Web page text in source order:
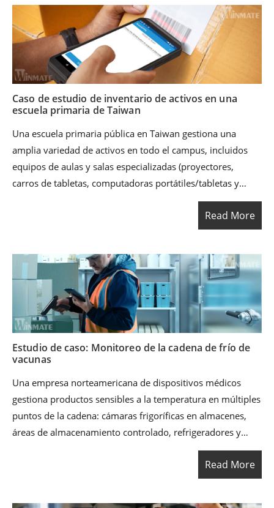
control de caducidad/lotes, la trazabilidad de extremo a
extremo y la responsabilidad en la entrega a tienda,
minimizando faltantes, errores de picking y pérdidas.
Caso de estudio de inventario de activos en una
escuela primaria de Taiwan
Una escuela primaria pública en Taiwan gestiona una
amplia variedad de activos en todo el campus, incluidos
equipos de aulas y salas especializadas (proyectores,
carros de tabletas, computadoras portátiles/tabletas y
sistemas de audio), equipos de oficinas administrativas,
dispositivos de biblioteca, equipamiento deportivo, así
como infraestructura de salas de TI y redes. Anteriormente,
registros manuales y listas de verificación en papel. Esto
provocaba ciclos de inventario largos, un ingreso de datos
posterior al sistema que consumía mucho tiempo y
omisiones o errores frecuentes debido al movimiento de
equipos entre edificios y pisos.
Read More
Estudio de caso: Monitoreo de la cadena de frío de
vacunas
Una empresa norteamericana de dispositivos médicos
gestiona productos sensibles a la temperatura en múltiples
puntos de la cadena: cámaras frigoríficas en almacenes,
áreas de almacenamiento controlado, refrigeradores y
cajas refrigeradas durante el transporte. A medida que
aumentó el volumen de distribución y se volvieron más
estrictos los requisitos de cumplimiento normativo, la
Read More